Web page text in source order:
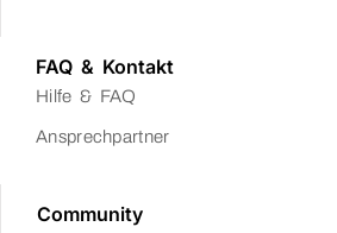
FAQ & Kontakt
Hilfe & FAQ
Ansprechpartner
Community